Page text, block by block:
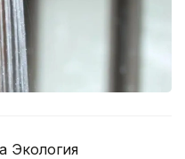
Экология